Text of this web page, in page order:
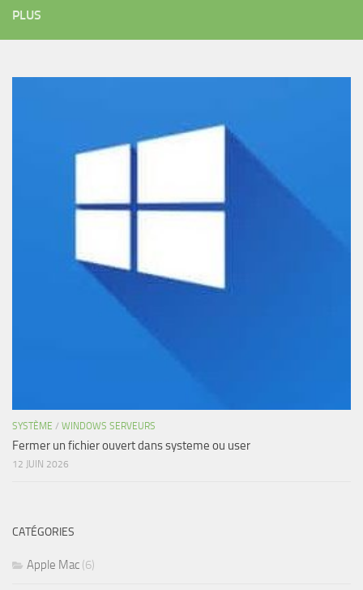
PLUS
SYSTÈME / WINDOWS SERVEURS
Fermer un fichier ouvert dans systeme ou user
12 JUIN 2026
CATÉGORIES
Apple Mac (6)